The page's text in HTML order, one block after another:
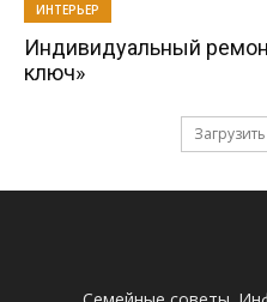
ИНТЕРЬЕР
Индивидуальный
ключ»